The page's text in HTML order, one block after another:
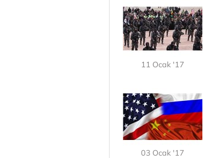
11 Ocak '17
03 Ocak '17